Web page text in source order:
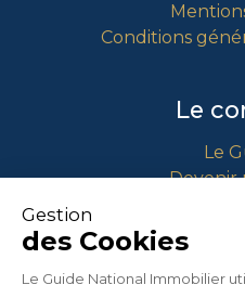
Conditions
Le
Le
Devenir
Comment
Gestion
des Cookies
Le Guide National Immobilier